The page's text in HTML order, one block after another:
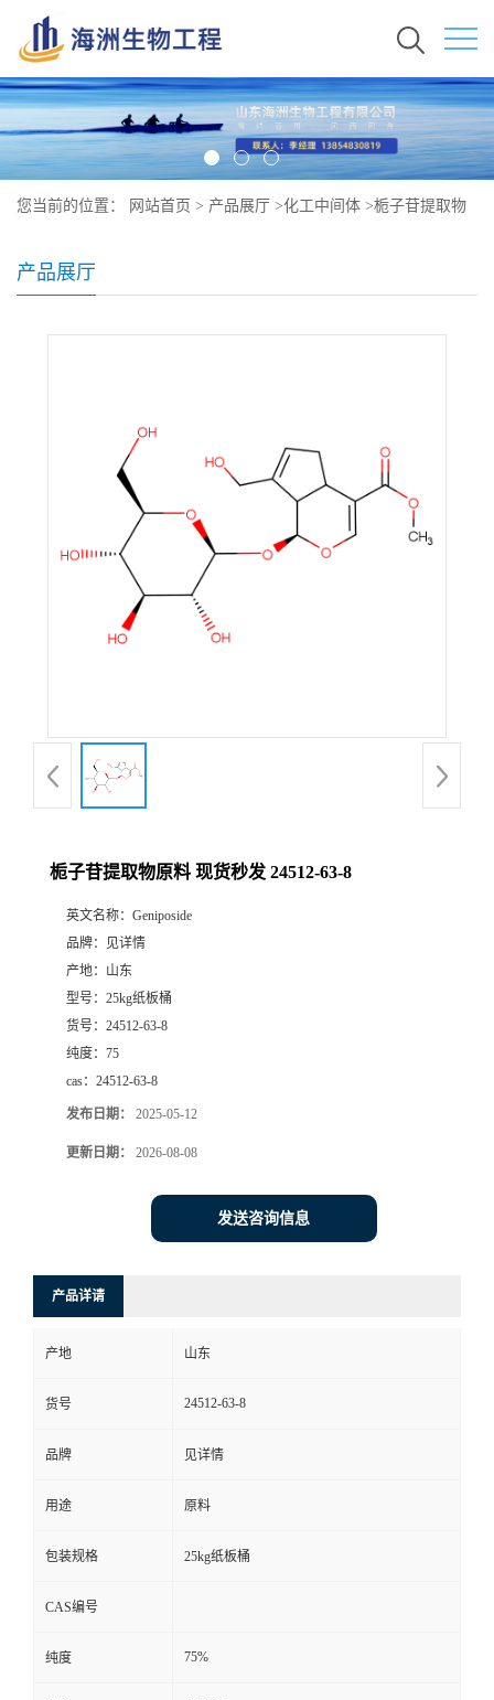
您当前的位置： 网站首页 > 产品展厅 >化工中间体 >栀子苷提取物
产品展厅
栀子苷提取物原料 现货秒发 24512-63-8
英文名称： Geniposide
品牌：
见详情
产地： 山东
型号： 25kg纸板桶
货号： 24512-63-8
纯度： 75
cas： 24512-63-8
发布日期： 2025-05-12
更新日期： 2026-08-08
发送咨询信息
产品详请
产地 山东
货号 24512-63-8
品牌 见详情
用途 原料
包装规格 25kg纸板桶
CAS编号
纯度 75%